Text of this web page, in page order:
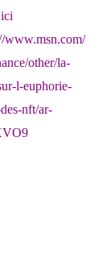
www.msn.com/
other/la-
l-euphorie-
nft/ar-